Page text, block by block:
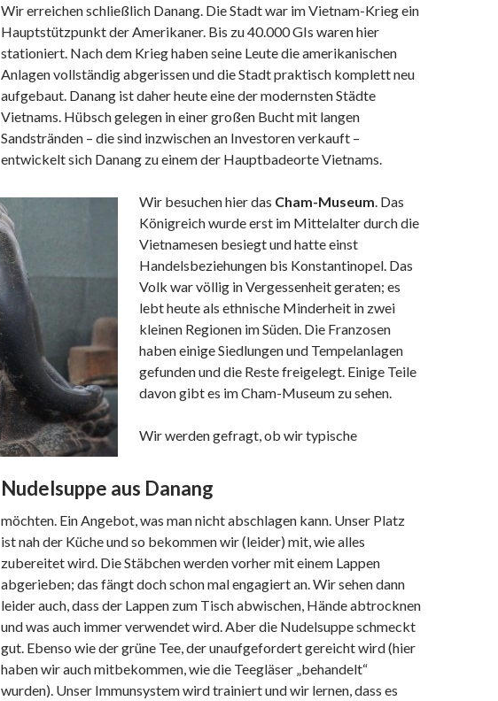
Wir erreichen schließlich Danang. Die Stadt war im Vietnam-Krieg ein
Hauptstützpunkt der Amerikaner. Bis zu 40.000 GIs waren hier
stationiert. Nach dem Krieg haben seine Leute die amerikanischen
Anlagen vollständig abgerissen und die Stadt praktisch komplett neu
aufgebaut. Danang ist daher heute eine der modernsten Städte
Vietnams. Hübsch gelegen in einer großen Bucht mit langen
Sandstränden – die sind inzwischen an Investoren verkauft –
entwickelt sich Danang zu einem der Hauptbadeorte Vietnams.
Wir besuchen hier das Cham-Museum . Das
Königreich wurde erst im Mittelalter durch die
Vietnamesen besiegt und hatte einst
Handelsbeziehungen bis Konstantinopel. Das
Volk war völlig in Vergessenheit geraten; es
lebt heute als ethnische Minderheit in zwei
kleinen Regionen im Süden. Die Franzosen
haben einige Siedlungen und Tempelanlagen
gefunden und die Reste freigelegt. Einige Teile
davon gibt es im Cham-Museum zu sehen.
Wir werden gefragt, ob wir typische
Nudelsuppe aus Danang
möchten. Ein Angebot, was man nicht abschlagen kann. Unser Platz
ist nah der Küche und so bekommen wir (leider) mit, wie alles
zubereitet wird. Die Stäbchen werden vorher mit einem Lappen
abgerieben; das fängt doch schon mal engagiert an. Wir sehen dann
leider auch, dass der Lappen zum Tisch abwischen, Hände abtrocknen
und was auch immer verwendet wird. Aber die Nudelsuppe schmeckt
gut. Ebenso wie der grüne Tee, der unaufgefordert gereicht wird (hier
haben wir auch mitbekommen, wie die Teegläser „behandelt“
wurden). Unser Immunsystem wird trainiert und wir lernen, dass es